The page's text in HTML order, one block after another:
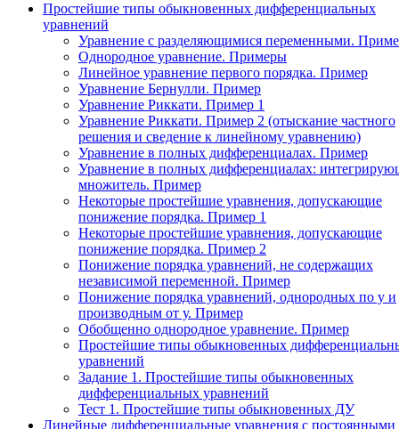
Простейшие типы обыкновенных дифференциальных
уравнений
Уравнение с разделяющимися переменными.
Однородное уравнение. Примеры
Линейное уравнение первого порядка. Пример
Уравнение Бернулли. Пример
Уравнение Риккати. Пример 1
Уравнение Риккати. Пример 2 (отыскание частного
решения и сведение к линейному уравнению)
Уравнение в полных дифференциалах. Пример
Уравнение в полных дифференциалах:
множитель. Пример
Некоторые простейшие уравнения, допускающие
понижение порядка. Пример 1
Некоторые простейшие уравнения, допускающие
понижение порядка. Пример 2
Понижение порядка уравнений, не содержащих
независимой переменной. Пример
Понижение порядка уравнений, однородных по у и
производным от у. Пример
Обобщенно однородное уравнение. Пример
Простейшие типы обыкновенных
уравнений
Задание 1. Простейшие типы обыкновенных
дифференциальных уравнений
Тест 1. Простейшие типы обыкновенных ДУ
Линейные дифференциальные уравнения с постоянными